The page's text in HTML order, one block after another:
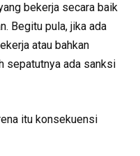
bekerja secara baik
Begitu pula, jika ada
atau bahkan
sepatutnya ada sanksi
itu konsekuensi